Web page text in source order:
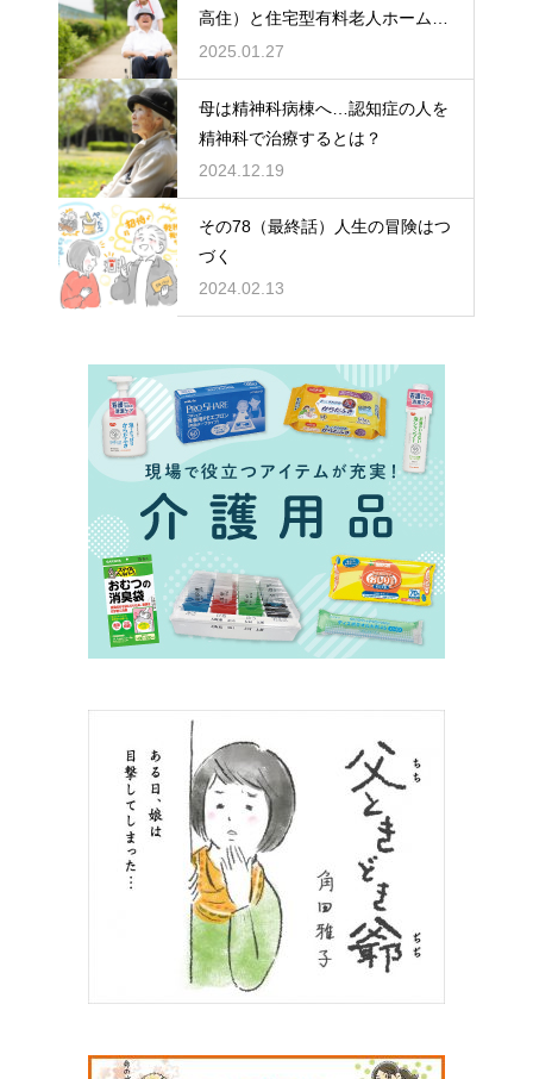
高住）と住宅型有料老人ホーム：
どちらを選ぶ？
2025.01.27
母は精神科病棟へ…認知症の人を
精神科で治療するとは？
2024.12.19
その78（最終話）人生の冒険はつ
づく
2024.02.13